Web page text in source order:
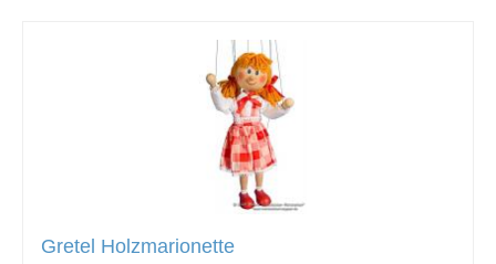
Gretel Holzmarionette